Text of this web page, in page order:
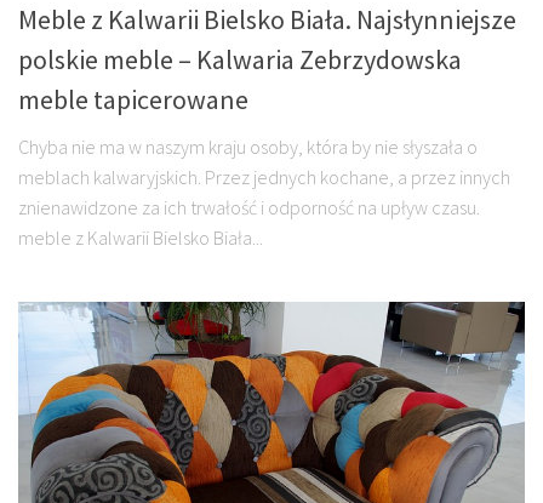
Meble z Kalwarii Bielsko Biała. Najsłynniejsze
polskie meble – Kalwaria Zebrzydowska
meble tapicerowane
Chyba nie ma w naszym kraju osoby, która by nie słyszała o
meblach kalwaryjskich. Przez jednych kochane, a przez innych
znienawidzone za ich trwałość i odporność na upływ czasu.
meble z Kalwarii Bielsko Biała...